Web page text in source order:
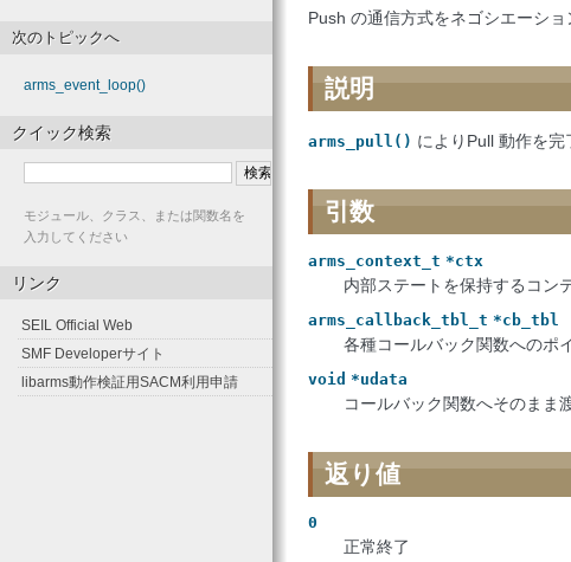
Push の通信方式をネゴシエーショ
説明
arms_pull() によりPull 動作を
引数
arms_context_t *ctx
内部ステートを保持するコン
arms_callback_tbl_t *cb_tbl
各種コールバック関数へのポ
void *udata
コールバック関数へそのまま
返り値
0
正常終了
次のトピックへ
arms_event_loop()
クイック検索
モジュール、クラス、または関数名を
入力してください
リンク
SEIL Official Web
SMF Developerサイト
libarms動作検証用SACM利用申請